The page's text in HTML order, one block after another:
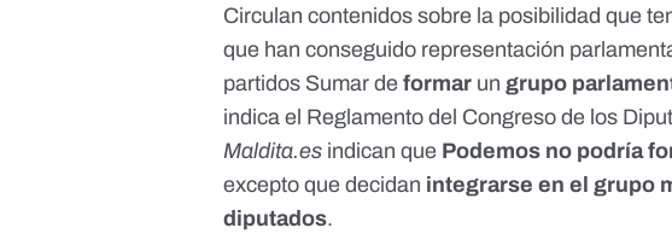
Circulan contenidos sobre la posibilidad que
que han conseguido representación
partidos Sumar deformar un grupo
indica el Reglamento del Congreso de los
Maldita.es indican que Podemos no podría
excepto que decidan integrarse en el grupo
diputados.